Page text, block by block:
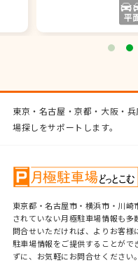
東京・名古屋・京都・大阪・
場探しをサポートします。
東京都・名古屋市・横浜市・川
されていない月極駐車場情報も
問合せいただければ、よりお客様
駐車場情報をご提供することがで
ずに、お気軽にお問合せください。